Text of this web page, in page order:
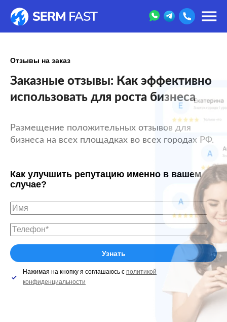
Отзывы на заказ
Заказные отзывы: Как эффективно
использовать для роста бизнеса
Размещение положительных отзывов для
бизнеса на всех площадках во всех городах РФ.
Как улучшить репутацию именно в вашем
случае?
Нажимая на кнопку я соглашаюсь с политикой
конфиденциальности